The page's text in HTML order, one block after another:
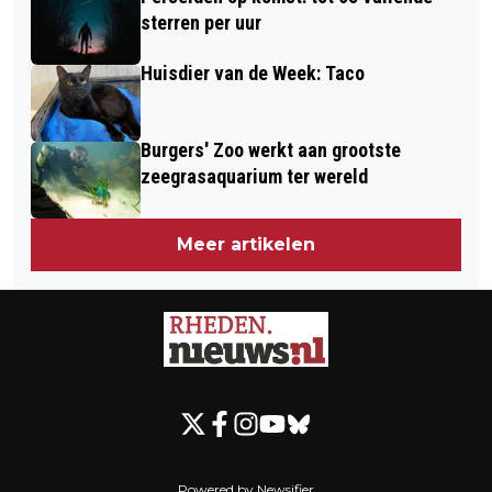
sterren per uur
Huisdier van de Week: Taco
Burgers' Zoo werkt aan grootste
zeegrasaquarium ter wereld
Meer artikelen